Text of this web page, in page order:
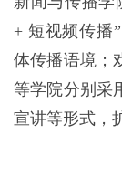
+ 短视频传播
体传播语境；
等学院分别采
宣讲等形式，